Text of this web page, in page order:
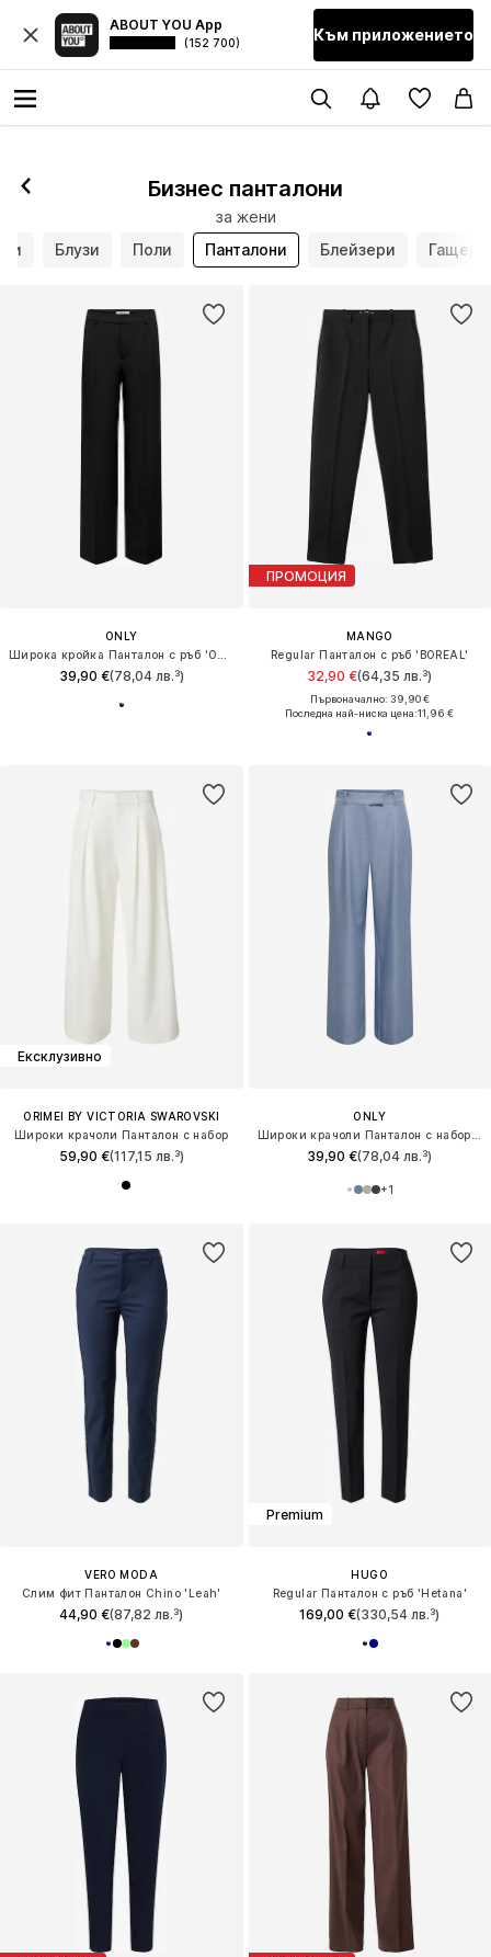
ABOUT YOU App
(152 700) Към приложението
Бизнес панталони
за жени
Блузи Поли Панталони Блейзери
ONLY
39,90 €(78,04 лв.³)
ПРОМОЦИЯ
MANGO
Regular Панталон с ръб 'BOREAL'
32,90 €(64,35 лв.³)
Първоначално: 39,90 €
Последна най-ниска цена:11,96 €
Ексклузивно
ORIMEI BY VICTORIA SWAROVSKI
Широки крачоли Панталон с набор
59,90 €(117,15 лв.³)
ONLY
39,90 €(78,04 лв.³)
+1
VERO MODA
Слим фит Панталон Chino 'Leah'
44,90 €(87,82 лв.³)
Premium
HUGO
Regular Панталон с ръб 'Hetana'
169,00 €(330,54 лв.³)